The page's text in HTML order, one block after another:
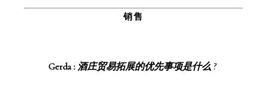
销售
Gerda : 酒庄贸易拓展的优先事项是什么 ?